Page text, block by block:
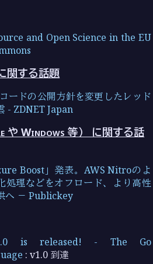
and Open Science in the EU
関する話題
ードの公開方針を変更したレッド
- ZDNET Japan
Windows 等） に関する話
Boost」発表。AWS Nitroのよ
処理などをオフロード、より高性
へ － Publickey
is released! - The Go
: v1.0 到達